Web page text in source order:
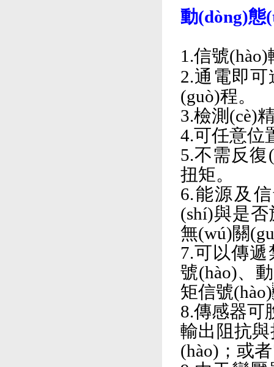
動(dòng)態
1.信號
2.通電即
(guò)程。
3.檢測(cè)精
4.可任意位
5.不需反復
扭矩。
6.能源及
(shí)與是否
無(wú)關
7.可以傳遞
號(hào)
矩信號
8.傳感器可
輸出阻抗
(hào)；或